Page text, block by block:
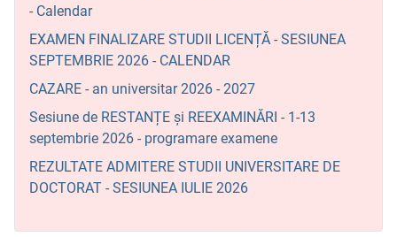
- Calendar
EXAMEN FINALIZARE STUDII LICENȚĂ - SESIUNEA
SEPTEMBRIE 2026 - CALENDAR
CAZARE - an universitar 2026 - 2027
Sesiune de RESTANȚE și REEXAMINĂRI - 1-13
septembrie 2026 - programare examene
REZULTATE ADMITERE STUDII UNIVERSITARE DE
DOCTORAT - SESIUNEA IULIE 2026